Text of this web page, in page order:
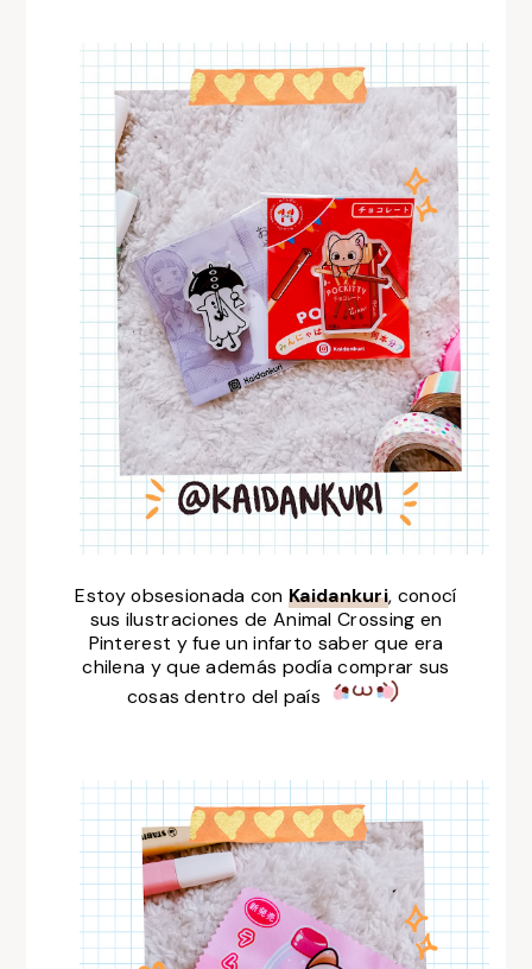
Estoy obsesionada conKaidankuri, conocí
sus ilustraciones de Animal Crossing en
Pinterest y fue un infarto saber que era
chilena y que además podía comprar sus
cosas dentro del país